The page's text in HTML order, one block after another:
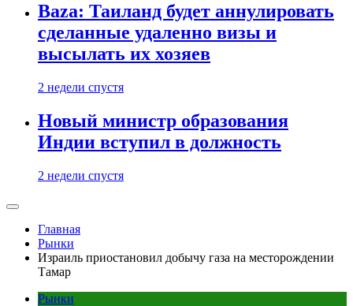
Baza: Таиланд будет аннулировать
сделанные удаленно визы и
высылать их хозяев
2 недели спустя
Новый министр образования
Индии вступил в должность
2 недели спустя
Главная
Рынки
Израиль приостановил добычу газа на месторождении
Тамар
Рынки